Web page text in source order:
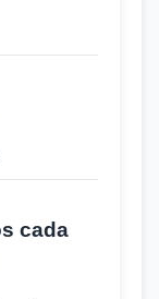
cada